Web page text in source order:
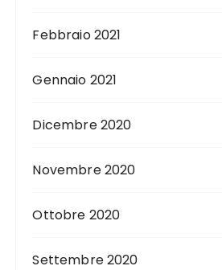
Febbraio 2021
Gennaio 2021
Dicembre 2020
Novembre 2020
Ottobre 2020
Settembre 2020